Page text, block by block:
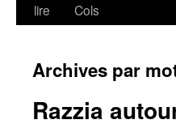
lire
Cols
Archives par
Razzia